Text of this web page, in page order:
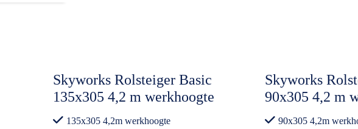
Skyworks Rolsteiger Basic
135x305 4,2 m werkhoogte
135x305 4,2m werkhoogte
Skyworks
90x305 4,2 m
90x305 4,2m